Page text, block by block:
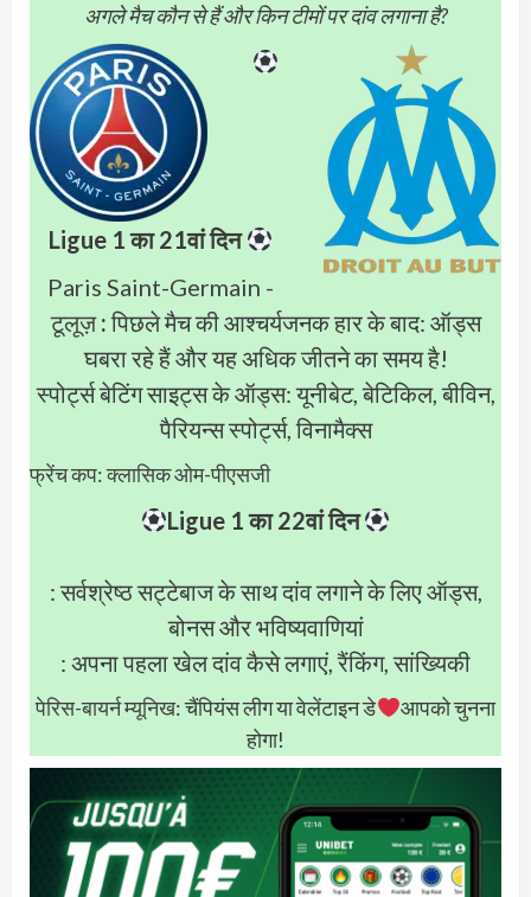
अगले मैच कौन से हैं और किन टीमों पर दांव लगाना है?
Ligue 1 का 21वां दिन
Paris Saint-Germain -
टूलूज़ :पिछले मैच की आश्चर्यजनक हार के बाद: ऑड्स
घबरा रहे हैं और यह अधिक जीतने का समय है!
स्पोर्ट्स बेटिंग साइट्स के ऑड्स: यूनीबेट, बेटिकिल, बीविन,
पैरियन्स स्पोर्ट्स, विनामैक्स
फ्रेंच कप: क्लासिक ओम-पीएसजी
Ligue 1 का 22वां दिन
: सर्वश्रेष्ठ सट्टेबाज के साथ दांव लगाने के लिए ऑड्स,
बोनस और भविष्यवाणियां
: अपना पहला खेल दांव कैसे लगाएं, रैंकिंग, सांख्यिकी
पेरिस-बायर्न म्यूनिख: चैंपियंस लीग या वेलेंटाइन डे
आपको चुनना
होगा!